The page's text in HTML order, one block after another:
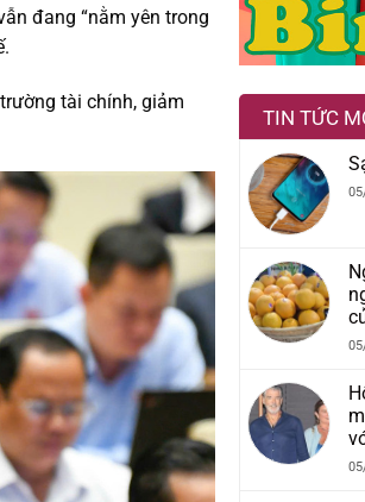
đang “nằm yên trong
tài chính, giảm
TIN TỨC